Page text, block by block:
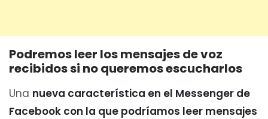
Podremos leer los mensajes de voz
recibidos si no queremos escucharlos
Una nueva característica en el Messenger de
Facebook con la que podríamos leer mensajes